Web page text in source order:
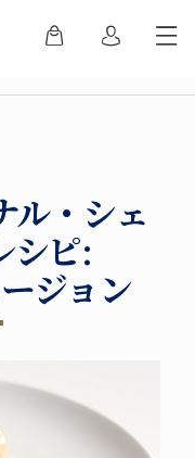
ル・シェ
シピ:
ジョン